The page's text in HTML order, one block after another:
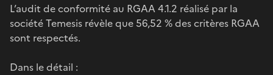
L’audit de conformité au RGAA 4.1.2 réalisé par la
société Temesis révèle que 56,52 % des critères RGAA
sont respectés.
Dans le détail :